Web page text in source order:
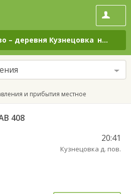
– деревня Кузнецовка на все дни
и прибытия местное
408
20:41
Кузнецовка д. пов.